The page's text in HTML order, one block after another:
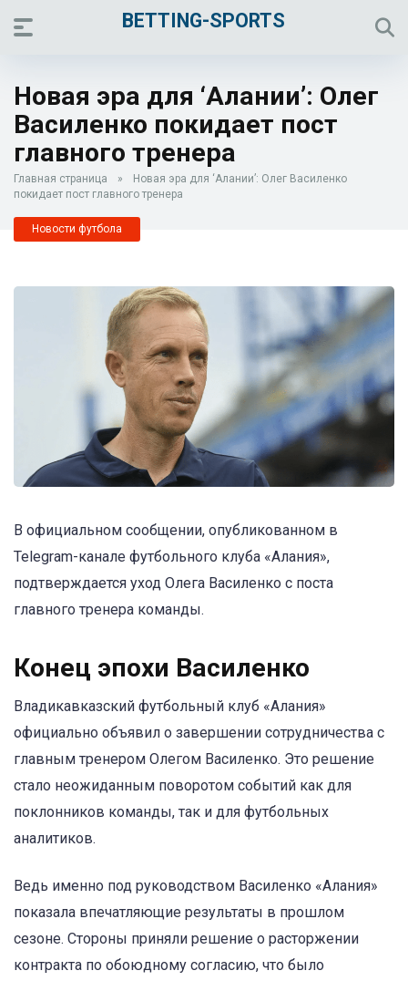
BETTING-SPORTS
Новая эра для ‘Алании’: Олег
Василенко покидает пост
главного тренера
Главная страница »
Новая эра для ‘Алании’: Олег Василенко
покидает пост главного тренера
Новости футбола
В официальном сообщении, опубликованном в
Telegram-канале футбольного клуба «Алания»,
подтверждается уход Олега Василенко с поста
главного тренера команды.
Конец эпохи Василенко
Владикавказский футбольный клуб «Алания»
официально объявил о завершении сотрудничества с
главным тренером Олегом Василенко. Это решение
стало неожиданным поворотом событий как для
поклонников команды, так и для футбольных
аналитиков.
Ведь именно под руководством Василенко «Алания»
показала впечатляющие результаты в прошлом
сезоне. Стороны приняли решение о расторжении
контракта по обоюдному согласию, что было